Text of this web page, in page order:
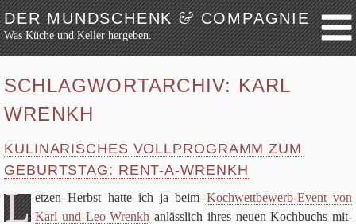
DER MUNDSCHENK&COMPAGNIE
Was Küche und Keller hergeben.
Weiter zum Inhalt
Festmahl
Küche
Keller
Lokalbesuch
Hortikultur
SCHLAGWORTARCHIV: KARL
WRENKH
KULINARISCHES VOLLPROGRAMM ZUM
GEBURTSTAG: RENT-A-WRENKH
L et­zen Herbst hatte ich ja beim Koch­wett­be­werb-Event von
Karl und Leo Wrenkh anläss­lich ihres neuen Koch­buchs mit­